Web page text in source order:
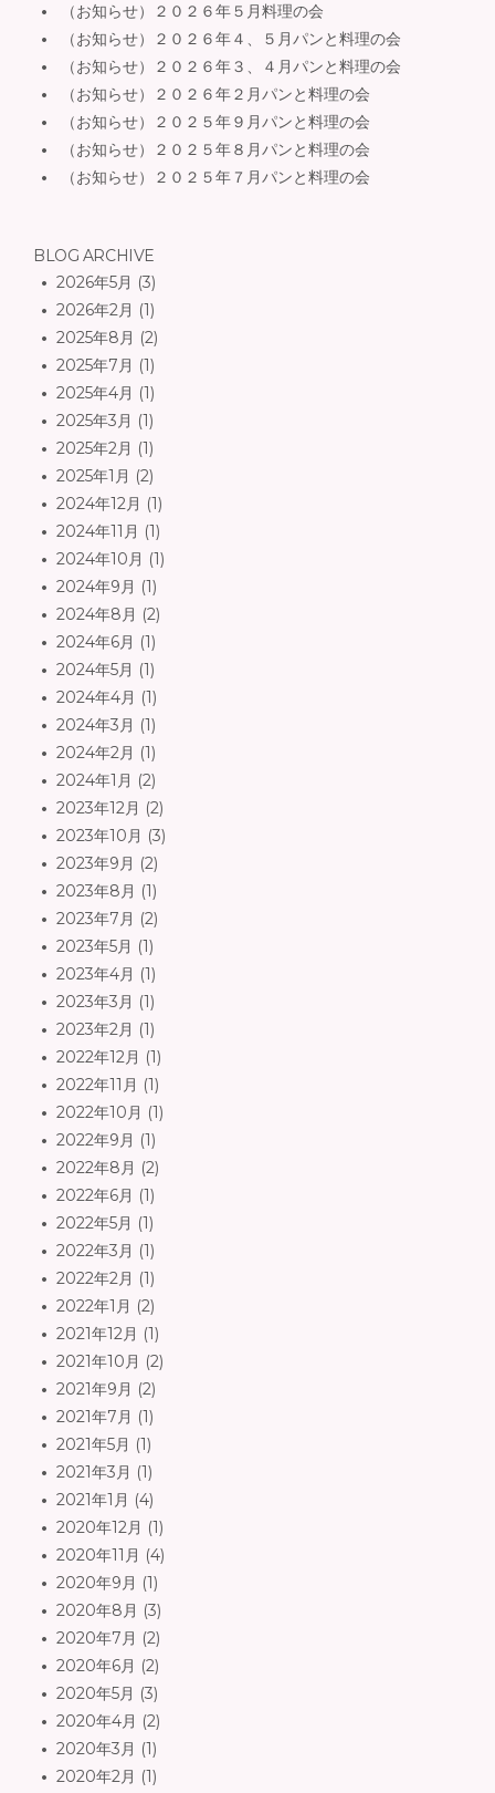
（お知らせ）２０２６年５月料理の会
（お知らせ）２０２６年４、５月パンと料理の会
（お知らせ）２０２６年３、４月パンと料理の会
（お知らせ）２０２６年２月パンと料理の会
（お知らせ）２０２５年９月パンと料理の会
（お知らせ）２０２５年８月パンと料理の会
（お知らせ）２０２５年７月パンと料理の会
BLOG ARCHIVE
2026年5月 (3)
2026年2月 (1)
2025年8月 (2)
2025年7月 (1)
2025年4月 (1)
2025年3月 (1)
2025年2月 (1)
2025年1月 (2)
2024年12月 (1)
2024年11月 (1)
2024年10月 (1)
2024年9月 (1)
2024年8月 (2)
2024年6月 (1)
2024年5月 (1)
2024年4月 (1)
2024年3月 (1)
2024年2月 (1)
2024年1月 (2)
2023年12月 (2)
2023年10月 (3)
2023年9月 (2)
2023年8月 (1)
2023年7月 (2)
2023年5月 (1)
2023年4月 (1)
2023年3月 (1)
2023年2月 (1)
2022年12月 (1)
2022年11月 (1)
2022年10月 (1)
2022年9月 (1)
2022年8月 (2)
2022年6月 (1)
2022年5月 (1)
2022年3月 (1)
2022年2月 (1)
2022年1月 (2)
2021年12月 (1)
2021年10月 (2)
2021年9月 (2)
2021年7月 (1)
2021年5月 (1)
2021年3月 (1)
2021年1月 (4)
2020年12月 (1)
2020年11月 (4)
2020年9月 (1)
2020年8月 (3)
2020年7月 (2)
2020年6月 (2)
2020年5月 (3)
2020年4月 (2)
2020年3月 (1)
2020年2月 (1)